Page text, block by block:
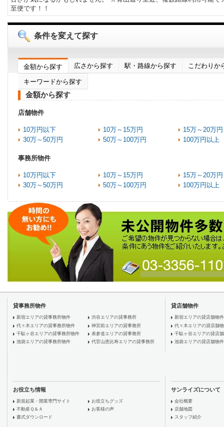
至便です！！
条件を変えて探す
金額から探す 広さから探す 駅・路線から探す こだわりか
キーワードから探す
金額から探す
店舗物件
10万円以下 10万～15万円
15万～20万円
30万～50万円
50万～100万円 100万円以上
事務所物件
10万円以下 10万～15万円
15万～20万円
30万～50万円
50万～100万円 100万円以上
貸事務所物件
新宿エリアの貸事務所物件
代々木エリアの貸事務所物件
千駄ヶ谷エリアの貸事務所物件
池袋エリアの貸事務所物件
渋谷エリアの貸事務所
神宮前エリアの貸事務所
表参道エリアの貸事務所
代官山恵比寿エリアの貸事務所
貸店舗物件
新宿エリアの貸店舗物件
代々木エリアの貸店舗
千駄ヶ谷エリアの貸店
池袋エリアの貸店舗物件
お役立ち情報
新規起業・開業専門サイト
不動産Ｑ＆Ａ
書式ダウンロード
お役立ちグッズ
お客様の声
サンライズについて
会社概要
店舗地図
スタッフ紹介